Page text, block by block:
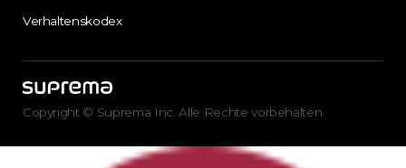
Verhaltenskodex
Copyright © Suprema Inc. Alle Rechte vorbehalten.